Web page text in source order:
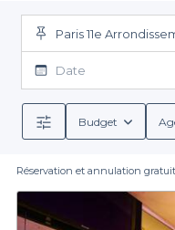
anniversaire à
l'arrondissement, pour
trouverez des endroits
festifs à l’ambiance
être la meilleure salle pour
soit votre choix, vous
de réservation, et le
anniversaire à
Paris 11e
Date
Budget
Réservation et annulation